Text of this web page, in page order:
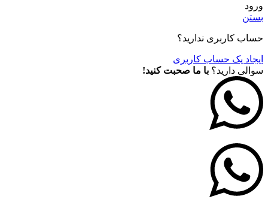
ورود
بستن
حساب کاربری ندارید؟
ایجاد یک حساب کاربری
سوالی دارید؟ با ما صحبت کنید!